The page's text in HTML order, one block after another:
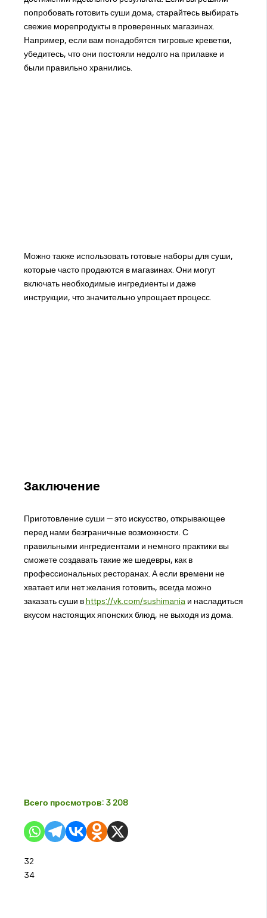
попробовать готовить суши дома, старайтесь выбирать
свежие морепродукты в проверенных магазинах.
Например, если вам понадобятся тигровые креветки,
убедитесь, что они постояли недолго на прилавке и
были правильно хранились.
Можно также использовать готовые наборы для суши,
которые часто продаются в магазинах. Они могут
включать необходимые ингредиенты и даже
инструкции, что значительно упрощает процесс.
Заключение
Приготовление суши — это искусство, открывающее
перед нами безграничные возможности. С
правильными ингредиентами и немного практики вы
сможете создавать такие же шедевры, как в
профессиональных ресторанах. А если времени не
хватает или нет желания готовить, всегда можно
заказать суши вhttps://vk.com/sushimania и насладиться
вкусом настоящих японских блюд, не выходя из дома.
Всего просмотров: 3 208
32
34